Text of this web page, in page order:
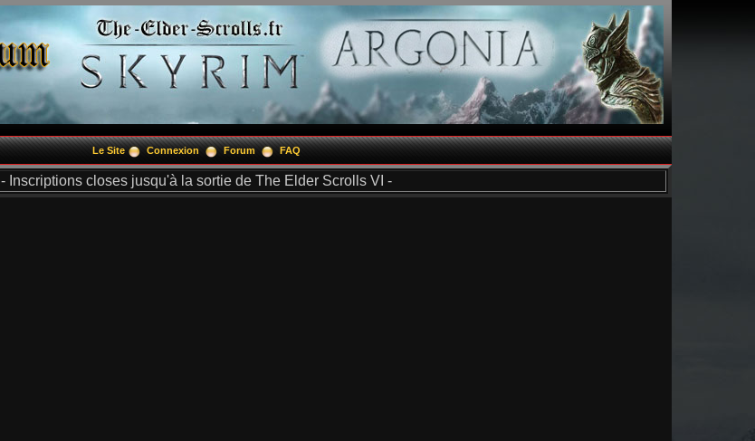
Le Site Connexion Forum FAQ
- Inscriptions closes jusqu'à la sortie de The Elder Scrolls VI -